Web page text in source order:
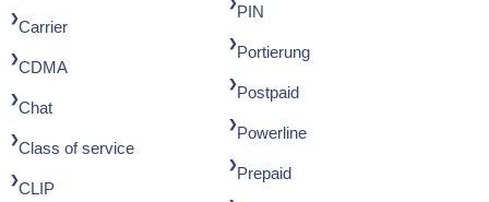
Carrier
CDMA
Chat
Class of service
CLIP
PIN
Portierung
Postpaid
Powerline
Prepaid